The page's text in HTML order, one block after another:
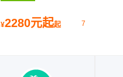
¥2280元起起 7